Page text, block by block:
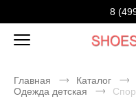
8
Главная Каталог
Одежда детская